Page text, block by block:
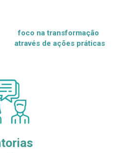
foco na transformação
através de ações práticas